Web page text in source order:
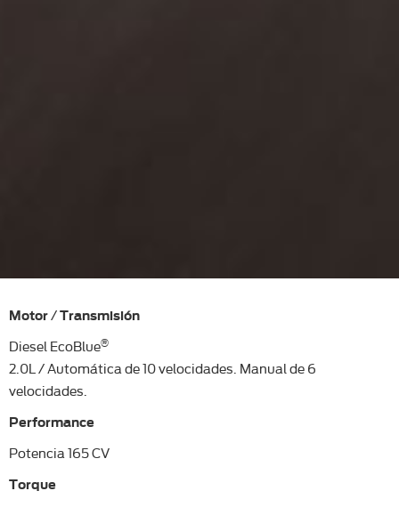
Motor/Transmisión
Diesel EcoBlue®
2.0L / Automática de 10 velocidades. Manual de 6
velocidades.
Performance
Potencia 165 CV
Torque